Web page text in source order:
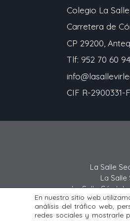
Colegio La
Carretera de
CP 29200,
Tlf: 952 70 60 94
CIF R-2900331-F
La Salle
La
La Salle
La
En nuestro sitio web
análisis del tráfico web,
redes sociales y mostrarle